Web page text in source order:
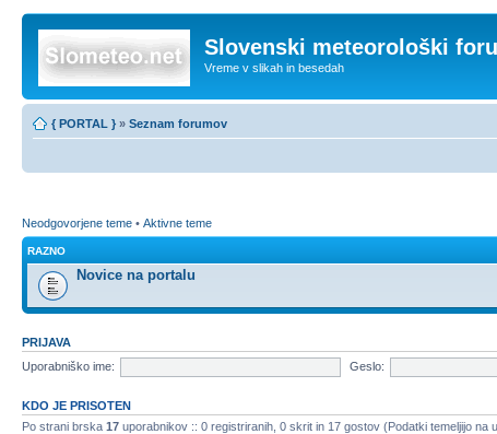
Slovenski meteorološki
Vreme v slikah in besedah
{ PORTAL } » Seznam forumov
Neodgovorjene teme • Aktivne teme
RAZNO
Novice na portalu
PRIJAVA
Uporabniško ime:
Geslo:
KDO JE PRISOTEN
Po strani brska 17 uporabnikov :: 0 registriranih, 0 skrit in 17 gostov (Podatki temeljijo na